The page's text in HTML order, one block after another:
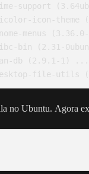
support
icon-theme
menus
bin (2.31-
db (2.9.1-1) ...
file-utils
no Ubuntu. Agora